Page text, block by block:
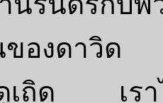
องดาวิด
ด เราได้